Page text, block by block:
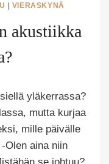
| VIERASKYNÄ
akustiikka
yläkerrassa?
mutta kurjaa
mille päivälle
Olen aina niin